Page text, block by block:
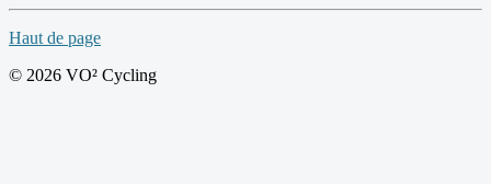
Haut de page
© 2026 VO² Cycling